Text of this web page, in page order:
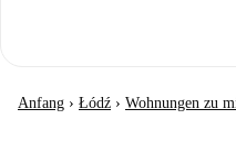
Anfang › Łódź › Wohnungen zu